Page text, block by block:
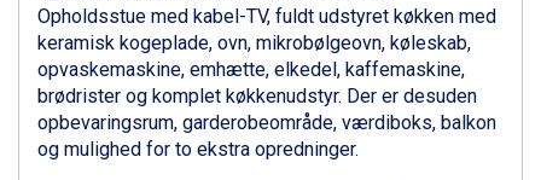
Arabba fra DKK 7.045
La Thuile fra DKK 4.595
Val Thorens fra DKK 5.395
Cervinia fra DKK 5.295
Sölden fra DKK 8.445
Bad Hofgastein fra DKK 5.495
Passo Tonale fra DKK 3.795
Opholdsstue med kabel-TV, fuldt udstyret køkken med
keramisk kogeplade, ovn, mikrobølgeovn, køleskab,
opvaskemaskine, emhætte, elkedel, kaffemaskine,
brødrister og komplet køkkenudstyr. Der er desuden
opbevaringsrum, garderobeområde, værdiboks, balkon
og mulighed for to ekstra opredninger.